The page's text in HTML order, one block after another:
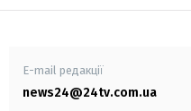
E-mail редакції
news24@24tv.com.ua